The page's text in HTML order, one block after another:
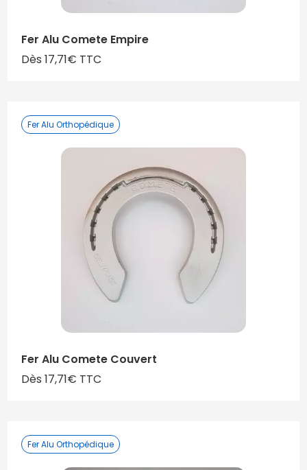
Fer Alu Comete Empire
Dès 17,71€ TTC
Fer Alu Orthopédique
Fer Alu Comete Couvert
Dès 17,71€ TTC
Fer Alu Orthopédique